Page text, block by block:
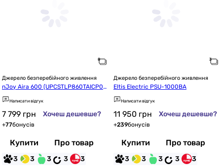
Джерело безперебійного живлення
nJoy Aira 600 (UPCSTLP860TAICP01
B), Lin.int., 2 x Schuko, LCD, пластик п
од внешний АКБ 40-200Ah
Написати відгук
7 799 грн Хочеш дешевше?
+77бонусів
Купити Про товар
3 3 3 3 3
Джерело безперебійного живлення
Eltis Electric PSU-1000BA
Написати відгук
11 950 грн Хочеш дешевше?
+239бонусів
Купити Про товар
3 3 3 3 3